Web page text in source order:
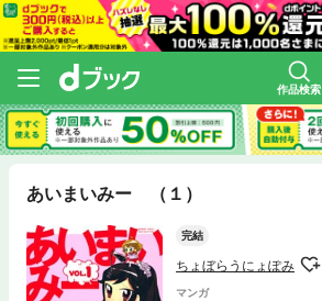
作品検索
あいまいみー （１）
完結
ちょぼらうにょぽみ
マンガ